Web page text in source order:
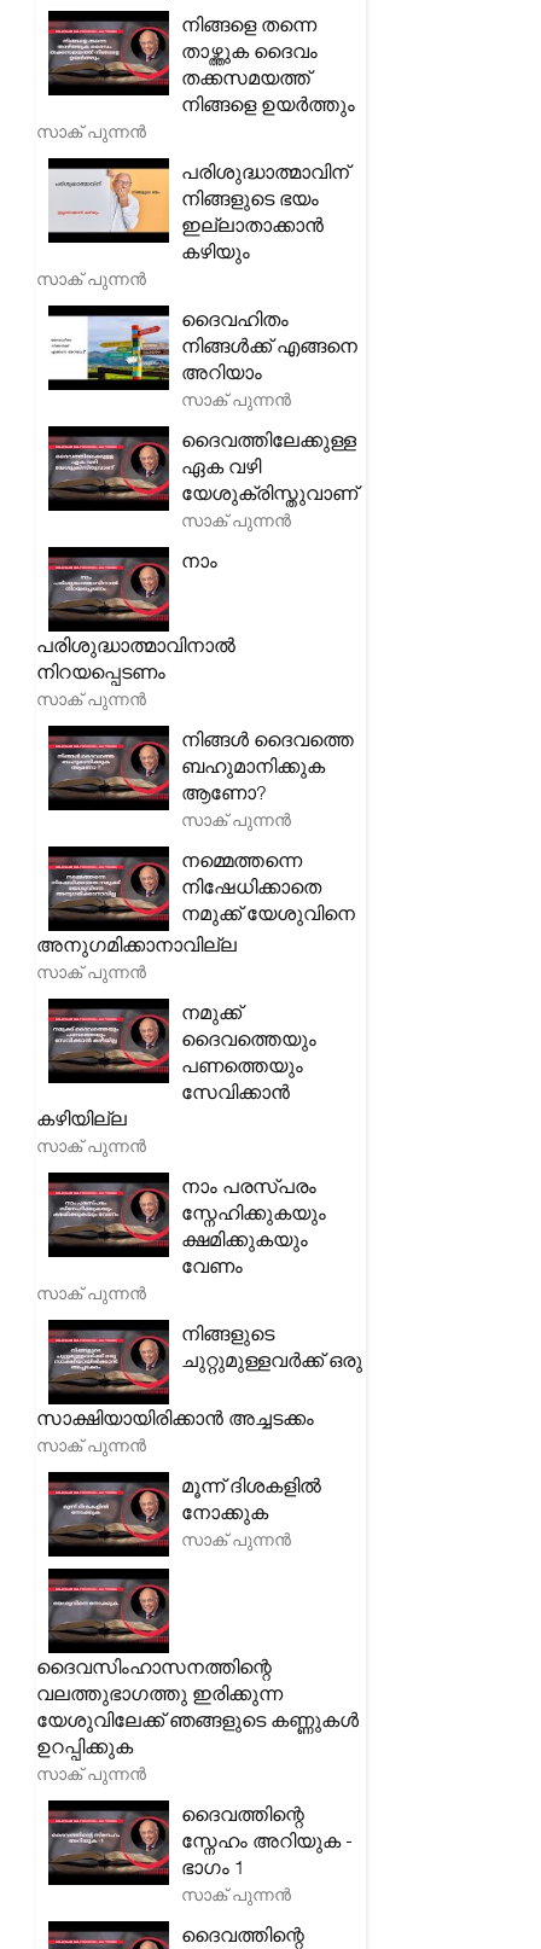
നിങ്ങളെ തന്നെ
താഴ്ത്തുക ദൈവം
തക്കസമയത്ത്
നിങ്ങളെ ഉയർത്തും
സാക് പുന്നൻ
പരിശുദ്ധാത്മാവിന്
നിങ്ങളുടെ ഭയം
ഇല്ലാതാക്കാൻ
കഴിയും
സാക് പുന്നൻ
ദൈവഹിതം
നിങ്ങൾക്ക് എങ്ങനെ
അറിയാം
സാക് പുന്നൻ
ദൈവത്തിലേക്കുള്ള
ഏക വഴി
യേശുക്രിസ്തുവാണ്
സാക് പുന്നൻ
നാം
പരിശുദ്ധാത്മാവിനാൽ
നിറയപ്പെടണം
സാക് പുന്നൻ
നിങ്ങൾ ദൈവത്തെ
ബഹുമാനിക്കുക
ആണോ?
സാക് പുന്നൻ
നമ്മെത്തന്നെ
നിഷേധിക്കാതെ
നമുക്ക് യേശുവിനെ
അനുഗമിക്കാനാവില്ല
സാക് പുന്നൻ
നമുക്ക്
ദൈവത്തെയും
പണത്തെയും
സേവിക്കാൻ
കഴിയില്ല
സാക് പുന്നൻ
നാം പരസ്പരം
സ്നേഹിക്കുകയും
ക്ഷമിക്കുകയും
വേണം
സാക് പുന്നൻ
നിങ്ങളുടെ
ചുറ്റുമുള്ളവർക്ക് ഒരു
സാക്ഷിയായിരിക്കാൻ അച്ചടക്കം
സാക് പുന്നൻ
മൂന്ന് ദിശകളിൽ
നോക്കുക
സാക് പുന്നൻ
ദൈവസിംഹാസനത്തിന്റെ
വലത്തുഭാഗത്തു ഇരിക്കുന്ന
യേശുവിലേക്ക് ഞങ്ങളുടെ കണ്ണുകൾ
ഉറപ്പിക്കുക
സാക് പുന്നൻ
ദൈവത്തിന്റെ
സ്നേഹം അറിയുക -
ഭാഗം 1
സാക് പുന്നൻ
ദൈവത്തിന്റെ